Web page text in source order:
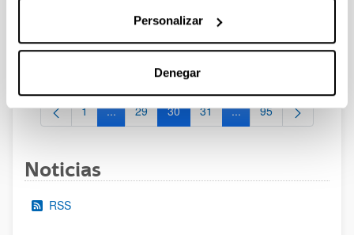
Personalizar
Denegar
29/02/2024 Propuesta de Adjudicación de la Beca. 14/02/2024
Se ha publicado la Relación de solicitudes presentadas que
pasan a fase de valoración.22/01/2024-Se ha publicado la
Página
1 ...Páginas intermedias Use TAB para desplazarse.
Página
29 Página
30 Página
31 ...Páginas intermedias
Página
95
Noticias
RSS